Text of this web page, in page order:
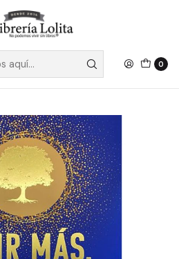
0
a todo Chile
Felipe; Marin, Pedro Paulo;